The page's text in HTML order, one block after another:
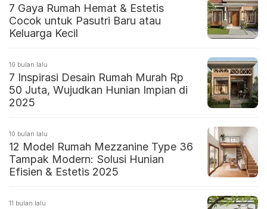
⁠7 Gaya Rumah Hemat & Estetis
Cocok untuk Pasutri Baru atau
Keluarga Kecil
10 bulan lalu
7 Inspirasi Desain Rumah Murah Rp
50 Juta, Wujudkan Hunian Impian di
2025
10 bulan lalu
12 Model Rumah Mezzanine Type 36
Tampak Modern: Solusi Hunian
Efisien & Estetis 2025
11 bulan lalu